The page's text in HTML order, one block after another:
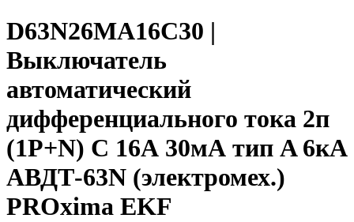
D63N26MA16C30 |
Выключатель
автоматический
дифференциального тока 2п
(1P+N) C 16А 30мА тип A 6кА
АВДТ-63N (электромех.)
PROxima EKF